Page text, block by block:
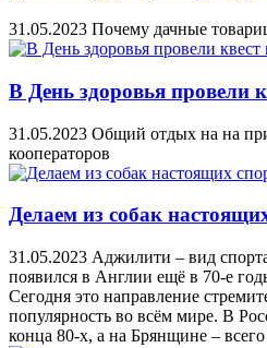
31.05.2023 Почему дачные
В День здоровья провели
31.05.2023 Общий отдых на на
кооператоров
Делаем из собак
31.05.2023 Аджилити – вид
появился в Англии ещё в 70-е
Сегодня это направление
популярность во всём мире. В
конца 80-х, а на Брянщине – всего